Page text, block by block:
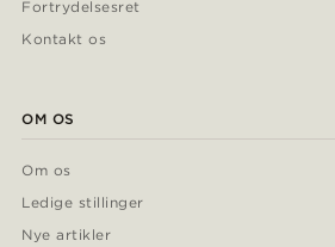
Fortrydelsesret
Kontakt os
OM OS
Om os
Ledige stillinger
Nye artikler